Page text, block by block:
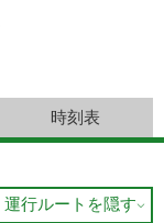
時刻表
運行ルートを隠す